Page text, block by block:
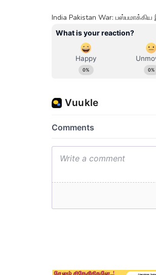
India Pakistan War: பஸ்பமாக்கிய